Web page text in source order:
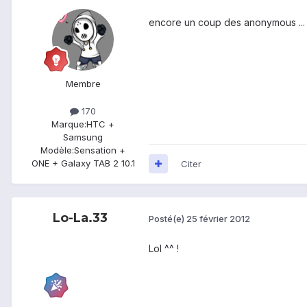
Membre
170
Marque:HTC +
Samsung
Modèle:Sensation +
ONE + Galaxy TAB 2 10.1
encore un coup des anonymous ...
Citer
Lo-La.33 Posté(e) 25 février 2012
Lol ^^ !